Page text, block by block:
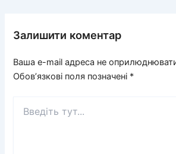
Залишити коментар
Ваша e-mail адреса не
Обов’язкові поля позначені *
тут...